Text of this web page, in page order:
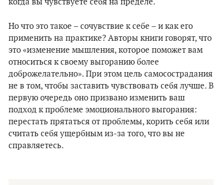
когда вы чувствуете себя на пределе.
Но что это такое – сочувствие к себе – и как его
применить на практике? Авторы книги говорят, что
это «изменение мышления, которое поможет вам
относиться к своему выгоранию более
доброжелательно». При этом цель самосострадания
не в том, чтобы заставить чувствовать себя лучше. В
первую очередь оно призвано изменить ваш
подход к проблеме эмоционального выгорания:
перестать прятаться от проблемы, корить себя или
считать себя ущербным из-за того, что вы не
справляетесь.